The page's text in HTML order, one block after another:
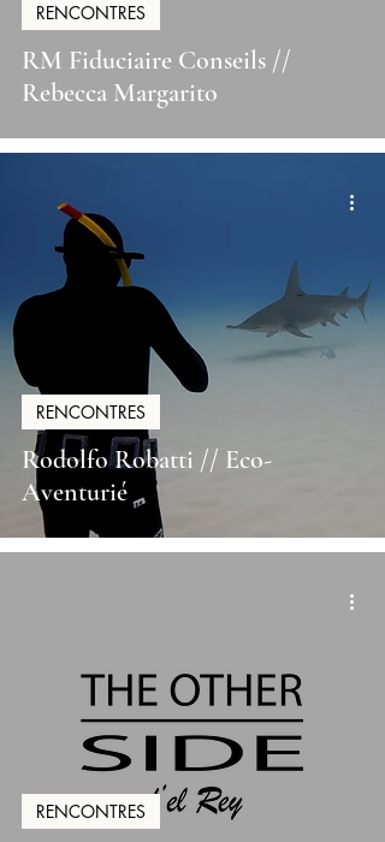
RM Fiduciaire Conseils //
Rebecca Margarito
RENCONTRES
Rodolfo Robatti // Eco-
Aventurié
RENCONTRES
RENCONTRES